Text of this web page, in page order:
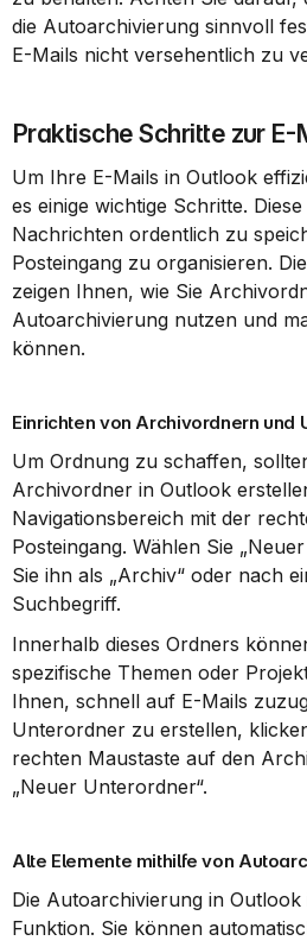
die Autoarchivierung sinnvoll
E-Mails nicht versehentlich zu
Praktische Schritte zur
Um Ihre E-Mails in Outlook
es einige wichtige Schritte.
Nachrichten ordentlich zu
Posteingang zu organisieren.
zeigen Ihnen, wie Sie
Autoarchivierung nutzen und
können.
Einrichten von Archivordnern und
Um Ordnung zu schaffen,
Archivordner in Outlook
Navigationsbereich mit der
Posteingang. Wählen Sie
Sie ihn als „Archiv“ oder nach
Suchbegriff.
Innerhalb dieses Ordners
spezifische Themen oder
Ihnen, schnell auf E-Mails
Unterordner zu erstellen,
rechten Maustaste auf den
„Neuer Unterordner“.
Alte Elemente mithilfe von
Die Autoarchivierung in
Funktion. Sie können